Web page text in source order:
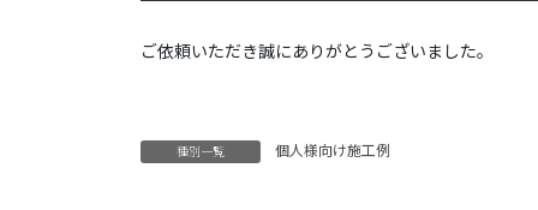
ご依頼いただき誠にありがとうございました。
種別一覧 個人様向け施工例